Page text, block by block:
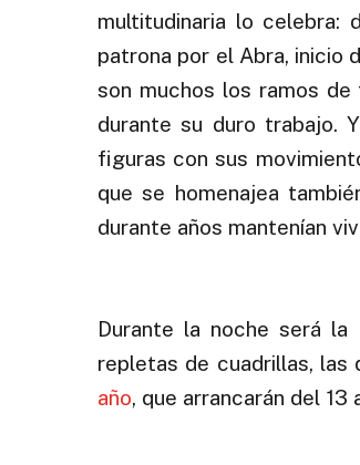
multitudinaria lo celebra:
patrona por el Abra, inicio
son muchos los ramos
durante su duro trabajo.
figuras con sus
que se homenajea
durante años mantenían
Durante la noche será
repletas de cuadrillas, las
año, que arrancarán del